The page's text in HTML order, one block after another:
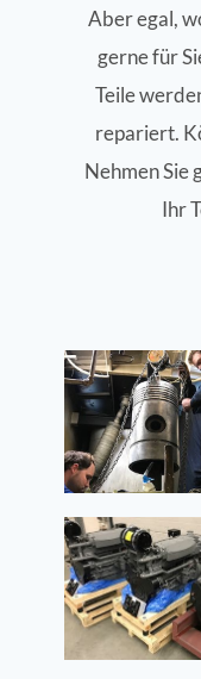
Aber egal,
gerne für
Teile
repariert.
Nehmen Sie
Ihr